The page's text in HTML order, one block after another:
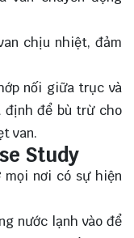
chịu nhiệt, đảm
nối giữa trục và
định để bù trừ cho
van.
Study
mọi nơi có sự hiện
nước lạnh vào để